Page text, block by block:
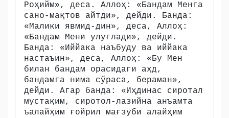
Роҳийм», деса. Аллоҳ: «Бандам Менга
сано-мақтов айтди», дейди. Банда:
«Малики явмид-дин», деса, Аллоҳ:
«Бандам Мени улуғлади», дейди.
Банда: «Иййака наъбуду ва иййака
настаъин», деса, Аллоҳ: «Бу Мен
билан бандам орасидаги аҳд,
бандамга нима сўраса, бераман»,
дейди. Агар банда: «Иҳдинас сиротал
мустақим, сиротол-лазийна анъамта
ъалайҳим ғойрил мағзуби алайҳим